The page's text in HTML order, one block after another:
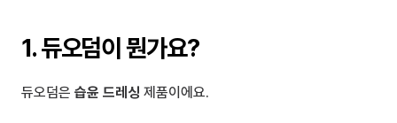
1. 듀오덤이 뭔가요?
듀오덤은 습윤 드레싱 제품이에요.